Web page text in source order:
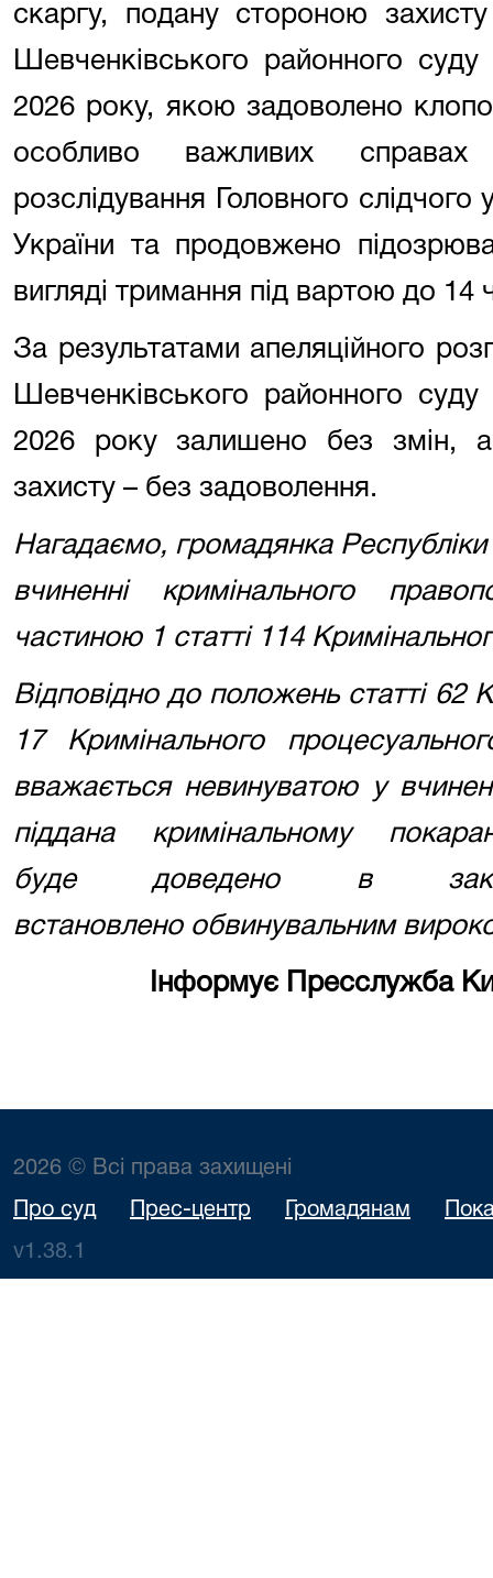
скаргу, подану стороною
Шевченківського районного
2026 року, якою задоволено
особливо важливих справах
розслідування Головного
України та продовжено
вигляді тримання під вартою до
За результатами апеляційного
Шевченківського районного
2026 року залишено без змін,
захисту – без задоволення.
Нагадаємо, громадянка
вчиненні кримінального
частиною 1 статті 114
Відповідно до положень статті 62
17
Кримінального
вважається невинуватою у
піддана кримінальному
буде
доведено в
встановлено обвинувальним
Інформує Пресслужба
2026 © Всі права захищені
Про суд Прес-центр Громадянам
v1.38.1